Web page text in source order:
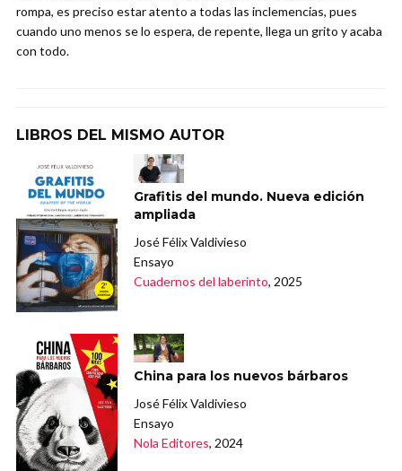
rompa, es preciso estar atento a todas las inclemencias, pues
cuando uno menos se lo espera, de repente, llega un grito y acaba
con todo.
LIBROS DEL MISMO AUTOR
Grafitis del mundo. Nueva edición
ampliada
José Félix Valdivieso
Ensayo
Cuadernos del laberinto, 2025
China para los nuevos bárbaros
José Félix Valdivieso
Ensayo
Nola Editores, 2024